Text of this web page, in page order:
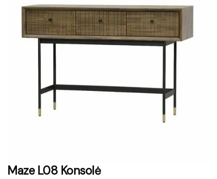
Maze L08 Konsolė